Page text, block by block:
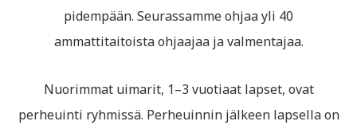
pidempään. Seurassamme ohjaa yli 40
ammattitaitoista ohjaajaa ja valmentajaa.
Nuorimmat uimarit, 1–3 vuotiaat lapset, ovat
perheuinti ryhmissä. Perheuinnin jälkeen lapsella on